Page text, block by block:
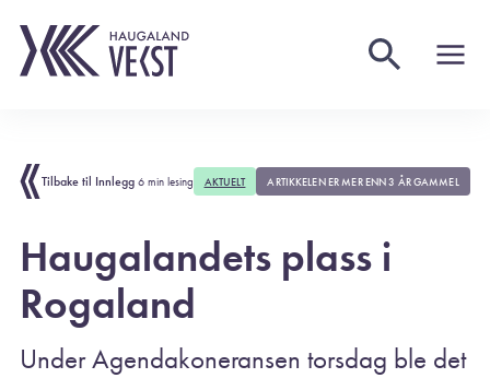
Tilbake til Innlegg 6 min lesing AKTUELT ARTIKKELEN ER MER ENN 3 ÅR GAMMEL
Haugalandets plass i
Rogaland
Under Agendakoneransen torsdag ble det